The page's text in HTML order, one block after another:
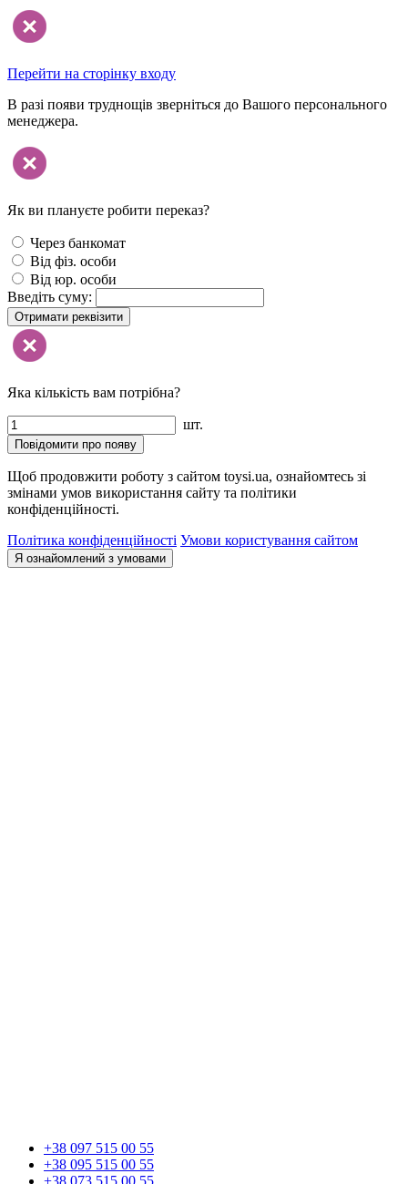
Перейти на сторінку входу
В разі появи труднощів зверніться до Вашого персонального
менеджера.
Як ви плануєте робити переказ?
Через банкомат
Від фіз. особи
Від юр. особи
Введіть суму:
Отримати реквізити
Яка кількість вам потрібна?
шт.
Повідомити про появу
Щоб продовжити роботу з сайтом toysi.ua, ознайомтесь зі
змінами умов використання сайту та політики
конфіденційності.
Політика конфіденційності Умови користування сайтом
Я ознайомлений з умовами
+38 097 515 00 55
+38 095 515 00 55
+38 073 515 00 55